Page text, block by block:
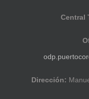
Central
Dirección: